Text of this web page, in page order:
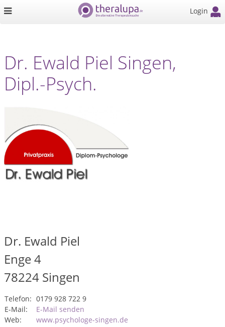
Login
Dr. Ewald Piel Singen,
Dipl.-Psych.
Dr. Ewald Piel
Enge 4
78224 Singen
Telefon: 0179 928 722 9
E-Mail:
E-Mail senden
Web:
www.psychologe-singen.de